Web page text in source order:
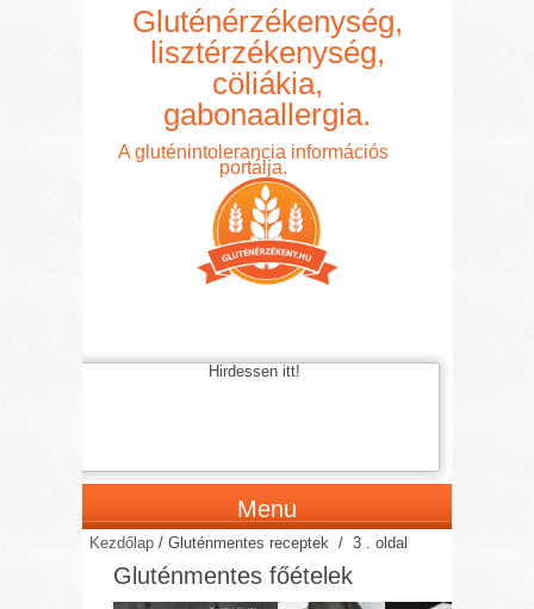
Gluténérzékenység,
lisztérzékenység,
cöliákia,
gabonaallergia.
A gluténintolerancia információs
portálja.
Hirdessen itt!
Menu
Kezdőlap /Gluténmentes receptek / 3 . oldal
Gluténmentes főételek